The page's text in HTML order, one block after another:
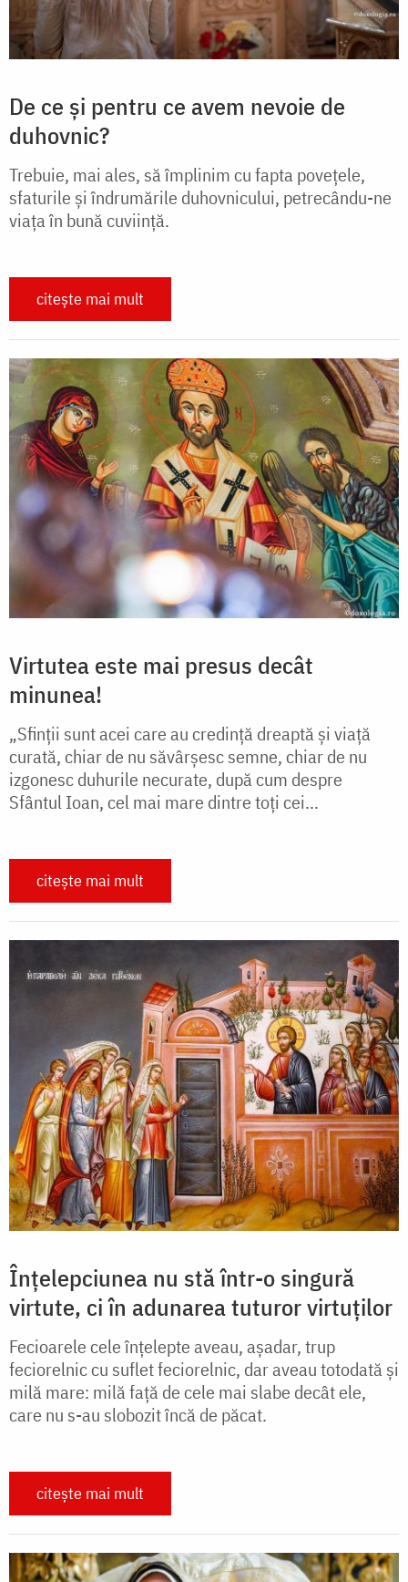
De ce și pentru ce avem nevoie de
duhovnic?
Trebuie, mai ales, să împlinim cu fapta povețele,
sfaturile și îndrumările duhovnicului, petrecându-ne
viața în bună cuviință.
citește mai mult
Virtutea este mai presus decât
minunea!
„Sfinții sunt acei care au credință dreaptă și viață
curată, chiar de nu săvârșesc semne, chiar de nu
izgonesc duhurile necurate, după cum despre
Sfântul Ioan, cel mai mare dintre toți cei...
citește mai mult
Înțelepciunea nu stă într-o singură
virtute, ci în adunarea tuturor virtuților
Fecioarele cele înțelepte aveau, așadar, trup
feciorelnic cu suflet feciorelnic, dar aveau totodată și
milă mare: milă față de cele mai slabe decât ele,
care nu s-au slobozit încă de păcat.
citește mai mult